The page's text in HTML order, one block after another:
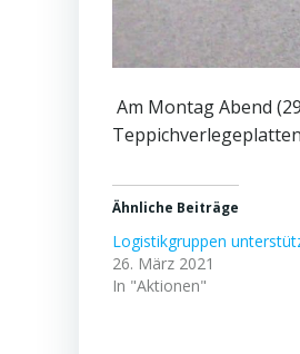
Am Montag Abend
Ähnliche Beiträge
Logistikgruppen
26. März 2021
In "Aktionen"